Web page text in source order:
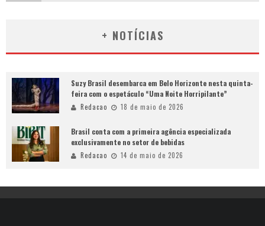
+ NOTÍCIAS
Suzy Brasil desembarca em Belo Horizonte nesta quinta-
feira com o espetáculo “Uma Noite Horripilante”
Redacao 18 de maio de 2026
Brasil conta com a primeira agência especializada
exclusivamente no setor de bebidas
Redacao 14 de maio de 2026